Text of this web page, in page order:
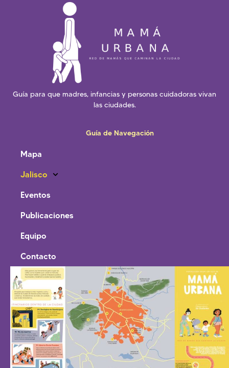
Guía para que madres, infancias y personas cuidadoras vivan
las ciudades.
Guía de Navegación
Mapa
Jalisco
Eventos
Publicaciones
Equipo
Contacto